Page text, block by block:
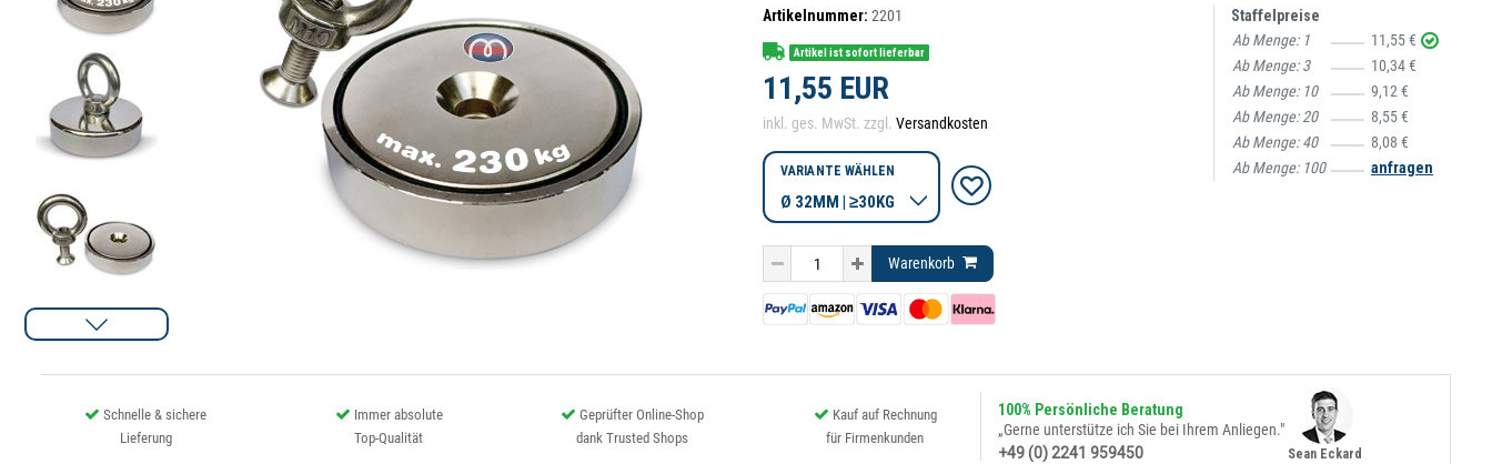
Artikelnummer: 2201
Artikel ist sofort lieferbar
11,55 EUR
inkl. ges. MwSt. zzgl. Versandkosten
VARIANTE WÄHLEN
Staffelpreise
Ab Menge: 1
11,55 €
Ab Menge:3
10,34 €
Ab Menge: 10
9,12 €
Ab Menge:20
8,55 €
Ab Menge:40
8,08 €
Ab Menge: 100 anfragen
Warenkorb
Schnelle & sichere
Lieferung
Immer absolute
Top-Qualität
Geprüfter Online-Shop
dank Trusted Shops
Kauf auf Rechnung
für Firmenkunden
100% Persönliche Beratung
„Gerne unterstütze ich Sie bei Ihrem Anliegen."
+49 (0) 2241 959450
Sean Eckard